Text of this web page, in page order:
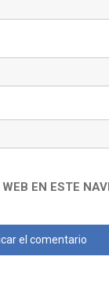
EN ESTE